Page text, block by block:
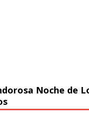
Noche de